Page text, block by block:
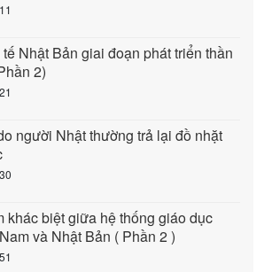
Nhật Bản giai đoạn phát triển thần
2)
người Nhật thường trả lại đồ nhặt
khác biệt giữa hệ thống giáo dục
và Nhật Bản ( Phần 2 )